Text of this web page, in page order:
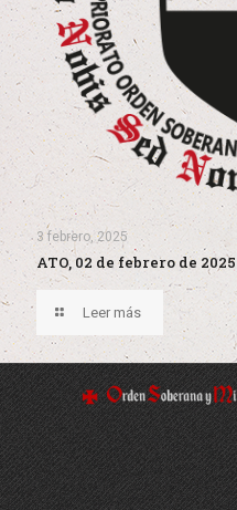
3 febrero, 2025
ATO, 02 de febrero de 2025
Leer más